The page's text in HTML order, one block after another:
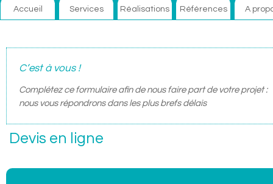
Accueil Services Réalisations Références A
C’est à vous !
Complétez ce formulaire afin de nous faire part de votre projet :
nous vous répondrons dans les plus brefs délais
Devis en ligne